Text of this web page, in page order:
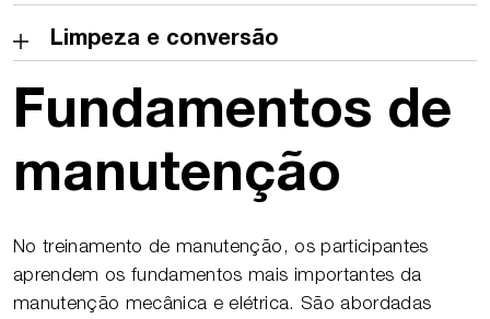
Limpeza e conversão
Fundamentos de
manutenção
No treinamento de manutenção, os participantes
aprendem os fundamentos mais importantes da
manutenção mecânica e elétrica. São abordadas